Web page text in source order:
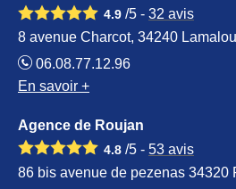
4.9 /5 - 32 avis
8 avenue Charcot, 34240
06.08.77.12.96
En savoir +
Agence de Roujan
4.8 /5 - 53 avis
86 bis avenue de pezenas 34320